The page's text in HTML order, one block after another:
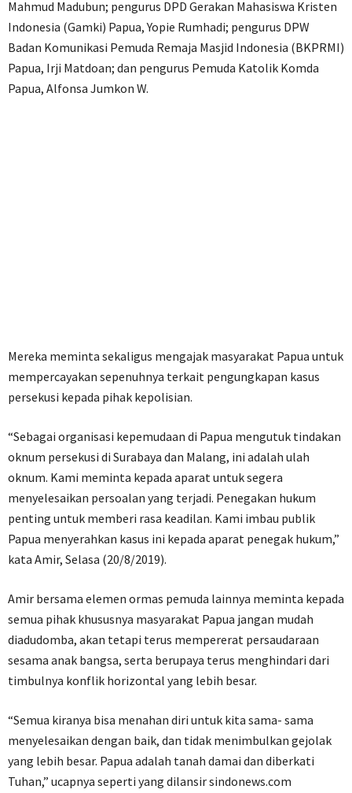
Mahmud Madubun; pengurus DPD Gerakan Mahasiswa Kristen
Indonesia (Gamki) Papua, Yopie Rumhadi; pengurus DPW
Badan Komunikasi Pemuda Remaja Masjid Indonesia (BKPRMI)
Papua, Irji Matdoan; dan pengurus Pemuda Katolik Komda
Papua, Alfonsa Jumkon W.
Mereka meminta sekaligus mengajak masyarakat Papua untuk
mempercayakan sepenuhnya terkait pengungkapan kasus
persekusi kepada pihak kepolisian.
“Sebagai organisasi kepemudaan di Papua mengutuk tindakan
oknum persekusi di Surabaya dan Malang, ini adalah ulah
oknum. Kami meminta kepada aparat untuk segera
menyelesaikan persoalan yang terjadi. Penegakan hukum
penting untuk memberi rasa keadilan. Kami imbau publik
Papua menyerahkan kasus ini kepada aparat penegak hukum,”
kata Amir, Selasa (20/8/2019).
Amir bersama elemen ormas pemuda lainnya meminta kepada
semua pihak khususnya masyarakat Papua jangan mudah
diadudomba, akan tetapi terus mempererat persaudaraan
sesama anak bangsa, serta berupaya terus menghindari dari
timbulnya konflik horizontal yang lebih besar.
“Semua kiranya bisa menahan diri untuk kita sama- sama
menyelesaikan dengan baik, dan tidak menimbulkan gejolak
yang lebih besar. Papua adalah tanah damai dan diberkati
Tuhan,” ucapnya seperti yang dilansir sindonews.com